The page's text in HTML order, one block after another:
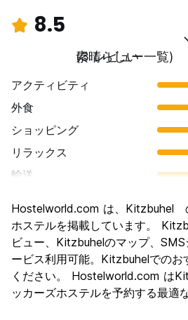
8.5
素晴らしい
(3 レビュー一覧)
アクティビティ
外食
ショッピング
リラックス
輸送
文化
ナイトライフ
コストパフォーマンス
Hostelworld.com は、Kitzbuhel
ホステルを掲載しています。
ビュー、Kitzbuhelのマップ、
ービス利用可能。Kitzbuhelでのお
ください。 Hostelworld.com は
ッカーズホステルを予約する最適